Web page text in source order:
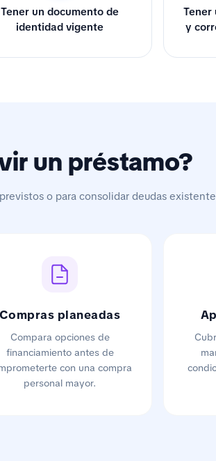
Tener un documento de
identidad vigente
Tener
y
un préstamo?
o para consolidar deudas
Compras planeadas
Compara opciones de
financiamiento antes de
con una compra
personal mayor.